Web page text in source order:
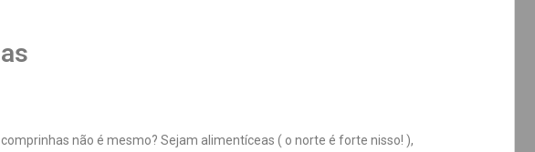
não é mesmo? Sejam alimentíceas ( o norte é forte nisso! ),